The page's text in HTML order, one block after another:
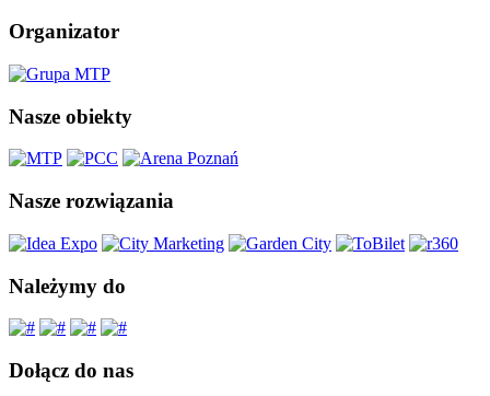
Organizator
Nasze obiekty
Nasze rozwiązania
Należymy do
Dołącz do nas